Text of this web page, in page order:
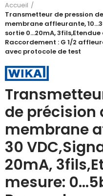
Accueil
Transmetteur de pression
membrane affleurante,
sortie 0…20mA,
Raccordement : G 1/2
avec protocole de test
de précision
membrane
30
20mA,
mesure: